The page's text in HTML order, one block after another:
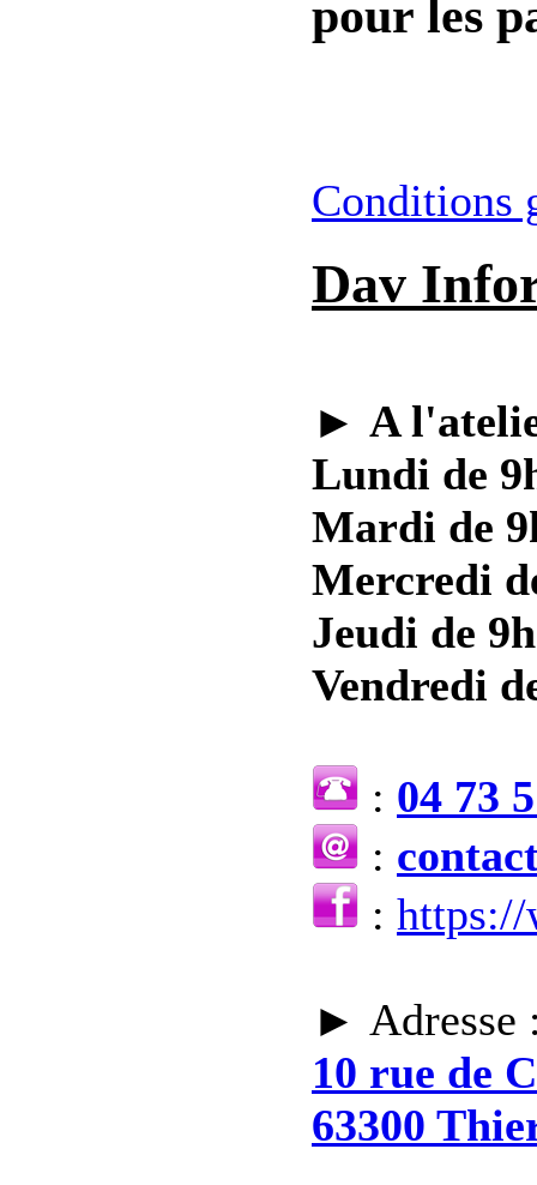
pour les
Conditions
Dav
► A
Lundi de
Mardi de
Mercredi
Jeudi de
Vendredi
: 04 73
:
:
► Adresse
10 rue de
63300